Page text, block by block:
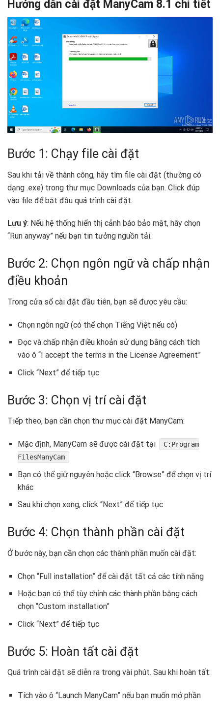
Hướng dẫn cài đặt ManyCam 8.1 chi tiết
Bước 1: Chạy file cài đặt
Sau khi tải về thành công, hãy tìm file cài đặt (thường có
dạng .exe) trong thư mục Downloads của bạn. Click đúp
vào file để bắt đầu quá trình cài đặt.
Lưu ý: Nếu hệ thống hiển thị cảnh báo bảo mật, hãy chọn
“Run anyway” nếu bạn tin tưởng nguồn tải. ️
Bước 2: Chọn ngôn ngữ và chấp nhận
điều khoản
Trong cửa sổ cài đặt đầu tiên, bạn sẽ được yêu cầu:
Chọn ngôn ngữ (có thể chọn Tiếng Việt nếu có)
Đọc và chấp nhận điều khoản sử dụng bằng cách tích
vào ô “I accept the terms in the License Agreement”
Click “Next” để tiếp tục
Bước 3: Chọn vị trí cài đặt
Tiếp theo, bạn cần chọn thư mục cài đặt ManyCam:
Mặc định, ManyCam sẽ được cài đặt tại
C:Program
FilesManyCam
Bạn có thể giữ nguyên hoặc click “Browse” để chọn vị trí
khác
Sau khi chọn xong, click “Next” để tiếp tục
Bước 4: Chọn thành phần cài đặt
Ở bước này, bạn cần chọn các thành phần muốn cài đặt:
Chọn “Full installation” để cài đặt tất cả các tính năng
Hoặc bạn có thể tùy chỉnh các thành phần bằng cách
chọn “Custom installation”
Click “Next” để tiếp tục
Bước 5: Hoàn tất cài đặt
Quá trình cài đặt sẽ diễn ra trong vài phút. Sau khi hoàn tất:
Tích vào ô “Launch ManyCam” nếu bạn muốn mở phần